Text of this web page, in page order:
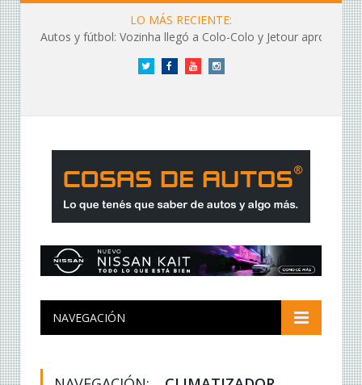
LO MÁS RECIENTE:
Autos y fútbol: Vozinha llegó a Colo-Colo y Jetour aprovechó los flashes
Twitter FacebookYouTubeInstagram
NAVEGACIÓN